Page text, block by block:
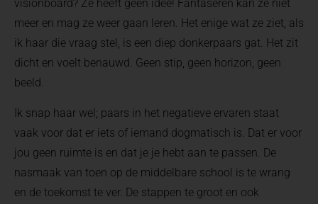
visionboard? Ze heeft geen idee! Fantaseren kan ze niet
meer en mag ze weer gaan leren. Het enige wat ze ziet, als
ik haar die vraag stel, is een diep donkerpaars gat. Het zit
dicht en voelt benauwd. Geen stip, geen horizon, geen
beeld.
Ik snap haar wel; paars in het negatieve ervaren staat
vaak voor dat er iets of iemand dogmatisch is. Dat er voor
jou geen ruimte is en dat je je hebt aan te passen. De
nasmaak van toen op de middelbare school is te wrang
en de toekomst te ver. De stappen te groot en ook